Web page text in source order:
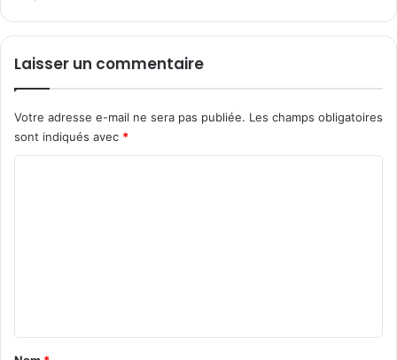
Laisser un commentaire
Votre adresse e-mail ne sera pas publiée. Les champs obligatoires
sont indiqués avec *
a